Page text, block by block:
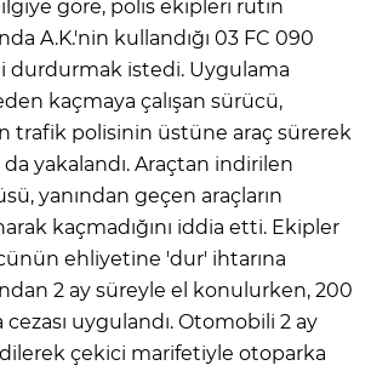
göre, polis ekipleri rutin
A.K.'nin kullandığı 03 FC 090
durdurmak istedi. Uygulama
kaçmaya çalışan sürücü,
trafik polisinin üstüne araç sürerek
da yakalandı. Araçtan indirilen
yanından geçen araçların
kaçmadığını iddia etti. Ekipler
ehliyetine 'dur' ihtarına
2 ay süreyle el konulurken, 200
uygulandı. Otomobili 2 ay
çekici marifetiyle otoparka